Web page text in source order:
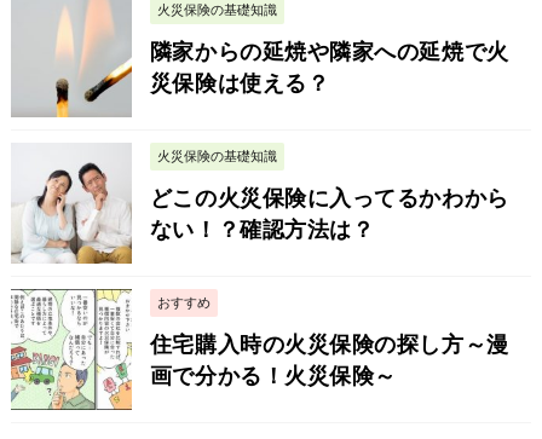
火災保険の基礎知識
隣家からの延焼や隣家への延焼で火
災保険は使える？
火災保険の基礎知識
どこの火災保険に入ってるかわから
ない！？確認方法は？
おすすめ
住宅購入時の火災保険の探し方～漫
画で分かる！火災保険～